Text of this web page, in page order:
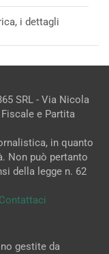
i dettagli
SRL - Via Nicola
e Partita
in quanto
Non può pertanto
della legge n. 62
Contattaci
gestite da